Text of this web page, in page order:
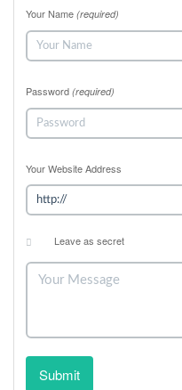
Your Name (required)
Password (required)
Your Website Address
Leave as secret
Submit